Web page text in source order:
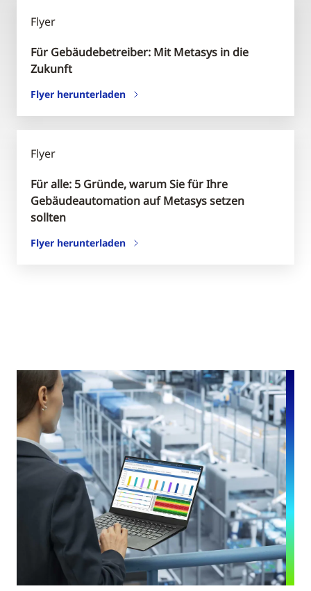
Flyer
Für Gebäudebetreiber: Mit Metasys in die
Zukunft
Flyer herunterladen
Flyer
Für alle: 5 Gründe, warum Sie für Ihre
Gebäudeautomation auf Metasys setzen
sollten
Flyer herunterladen